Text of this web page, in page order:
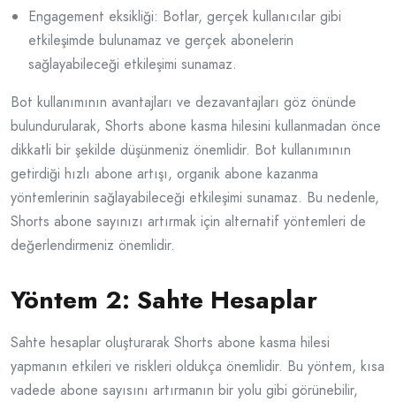
Engagement eksikliği: Botlar, gerçek kullanıcılar gibi
etkileşimde bulunamaz ve gerçek abonelerin
sağlayabileceği etkileşimi sunamaz.
Bot kullanımının avantajları ve dezavantajları göz önünde
bulundurularak, Shorts abone kasma hilesini kullanmadan önce
dikkatli bir şekilde düşünmeniz önemlidir. Bot kullanımının
getirdiği hızlı abone artışı, organik abone kazanma
yöntemlerinin sağlayabileceği etkileşimi sunamaz. Bu nedenle,
Shorts abone sayınızı artırmak için alternatif yöntemleri de
değerlendirmeniz önemlidir.
Yöntem 2: Sahte Hesaplar
Sahte hesaplar oluşturarak Shorts abone kasma hilesi
yapmanın etkileri ve riskleri oldukça önemlidir. Bu yöntem, kısa
vadede abone sayısını artırmanın bir yolu gibi görünebilir,